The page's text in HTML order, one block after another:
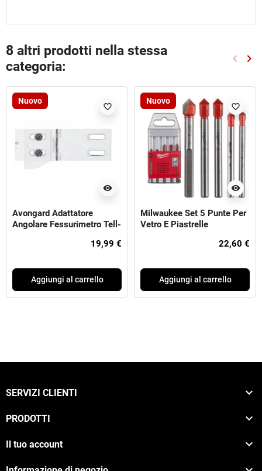
8 altri prodotti nella stessa
categoria:
keyboard_arrow_left keyboard_arrow_right
Nuovo
visibility
favorite_border
Avongard Adattatore
Angolare Fessurimetro Tell-
19,99 €
Aggiungi al carrello
Nuovo
visibility
favorite_border
Milwaukee Set 5 Punte Per
Vetro E Piastrelle
22,60 €
Aggiungi al carrello
SERVIZI CLIENTI 
PRODOTTI 
Il tuo account 